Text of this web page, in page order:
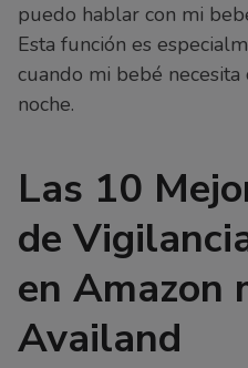
puedo hablar con mi
Esta función es
cuando mi bebé
noche.
Las 10
de
en Amazon
Availand